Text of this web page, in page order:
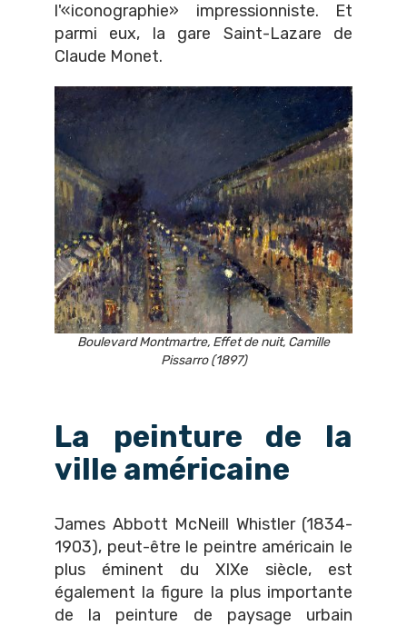
l'«iconographie» impressionniste. Et
parmi eux, la gare Saint-Lazare de
Claude Monet.
Boulevard Montmartre, Effet de nuit, Camille
Pissarro (1897)
La peinture de la
ville américaine
James Abbott McNeill Whistler (1834-
1903), peut-être le peintre américain le
plus éminent du XIXe siècle, est
également la figure la plus importante
de la peinture de paysage urbain